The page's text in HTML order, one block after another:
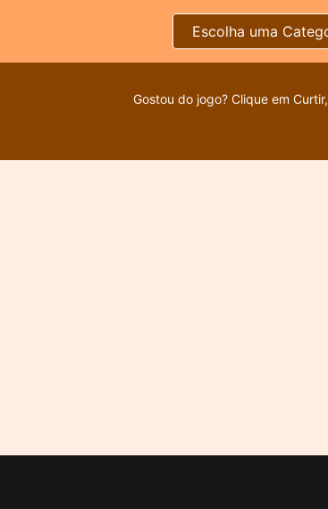
Escolha uma
Gostou do jogo? Clique em